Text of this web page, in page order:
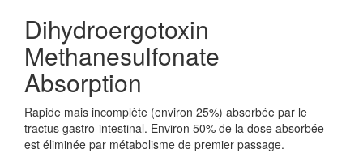
Dihydroergotoxin
Methanesulfonate
Absorption
Rapide mais incomplète (environ 25%) absorbée par le
tractus gastro-intestinal. Environ 50% de la dose absorbée
est éliminée par métabolisme de premier passage.